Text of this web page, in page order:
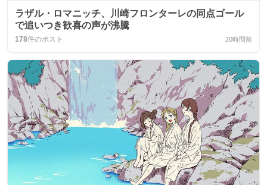
ラザル・ロマニッチ、川崎フロンターレの同点ゴール
で追いつき歓喜の声が沸騰
178件のポスト 20時間前